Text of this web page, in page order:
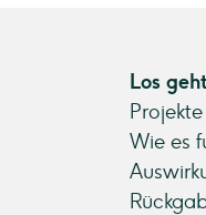
Los
Projekte
Wie es